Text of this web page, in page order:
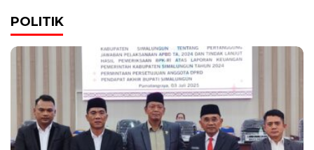
POLITIK